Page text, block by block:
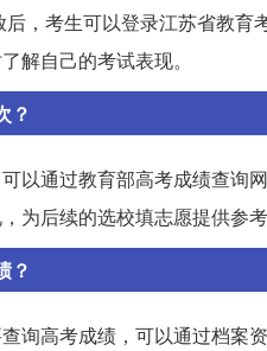
，考生可以登录江苏省教
解自己的考试表现。
？
以通过教育部高考成绩查询
为后续的选校填志愿提供参考
？
询高考成绩，可以通过档案